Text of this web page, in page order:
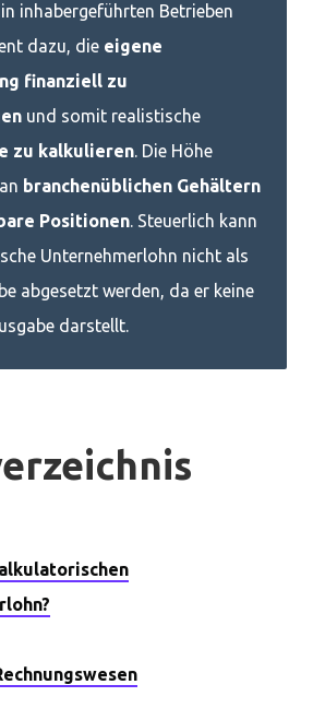
inhabergeführten Betrieben
dazu, die eigene
finanziell zu
und somit realistische
zu kalkulieren. Die Höhe
branchenüblichen Gehältern
Positionen. Steuerlich kann
Unternehmerlohn nicht als
abgesetzt werden, da er keine
darstellt.